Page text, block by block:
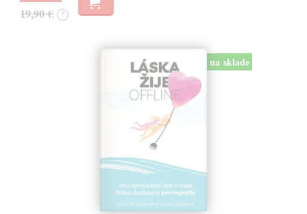
19,90 € ?
na sklade